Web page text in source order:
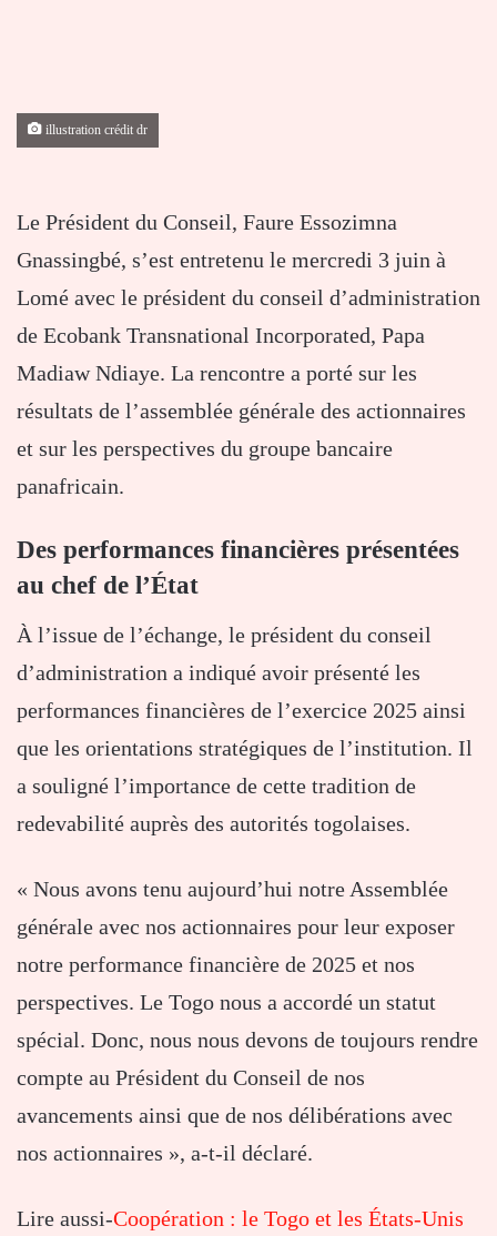
illustration crédit dr
Le Président du Conseil, Faure Essozimna
Gnassingbé, s’est entretenu le mercredi 3 juin à
Lomé avec le président du conseil d’administration
de Ecobank Transnational Incorporated, Papa
Madiaw Ndiaye. La rencontre a porté sur les
résultats de l’assemblée générale des actionnaires
et sur les perspectives du groupe bancaire
panafricain.
Des performances financières présentées
au chef de l’État
À l’issue de l’échange, le président du conseil
d’administration a indiqué avoir présenté les
performances financières de l’exercice 2025 ainsi
que les orientations stratégiques de l’institution. Il
a souligné l’importance de cette tradition de
redevabilité auprès des autorités togolaises.
« Nous avons tenu aujourd’hui notre Assemblée
générale avec nos actionnaires pour leur exposer
notre performance financière de 2025 et nos
perspectives. Le Togo nous a accordé un statut
spécial. Donc, nous nous devons de toujours rendre
compte au Président du Conseil de nos
avancements ainsi que de nos délibérations avec
nos actionnaires », a-t-il déclaré.
Lire aussi-Coopération : le Togo et les États-Unis